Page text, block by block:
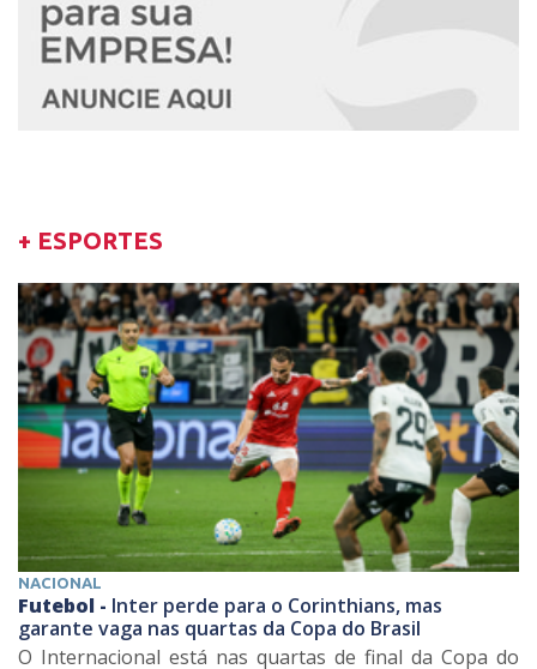
+ ESPORTES
NACIONAL
Futebol - Inter perde para o Corinthians, mas
garante vaga nas quartas da Copa do Brasil
O Internacional está nas quartas de final da Copa do